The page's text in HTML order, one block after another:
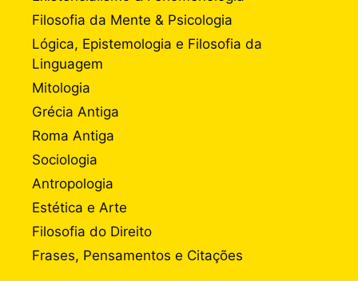
Filosofia da Mente & Psicologia
Lógica, Epistemologia e Filosofia da
Linguagem
Mitologia
Grécia Antiga
Roma Antiga
Sociologia
Antropologia
Estética e Arte
Filosofia do Direito
Frases, Pensamentos e Citações